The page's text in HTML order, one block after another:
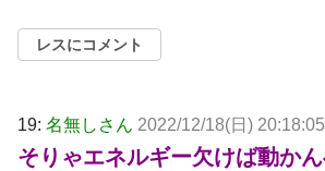
レスにコメント
19: 名無しさん 2022/12/18(日)
そりゃエネルギー欠けば動か